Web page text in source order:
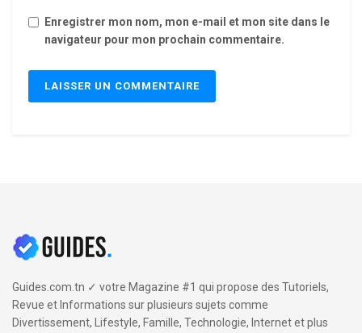
Enregistrer mon nom, mon e-mail et mon site dans le
navigateur pour mon prochain commentaire.
Guides.com.tn ✓ votre Magazine #1 qui propose des Tutoriels,
Revue et Informations sur plusieurs sujets comme
Divertissement, Lifestyle, Famille, Technologie, Internet et plus